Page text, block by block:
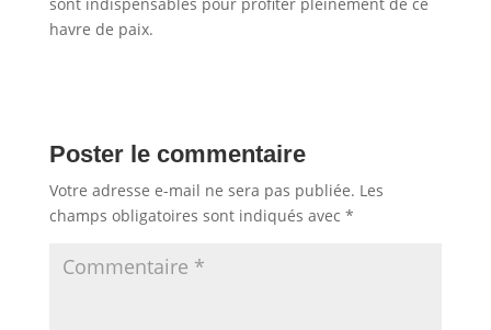
havre de paix.
Poster le commentaire
Votre adresse e-mail ne sera pas publiée. Les
champs obligatoires sont indiqués avec *